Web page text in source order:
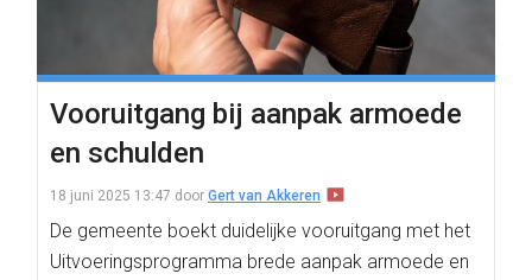
Vooruitgang bij aanpak armoede
en schulden
18 juni 2025 13:47 door Gert van Akkeren
De gemeente boekt duidelijke vooruitgang met het
Uitvoeringsprogramma brede aanpak armoede en